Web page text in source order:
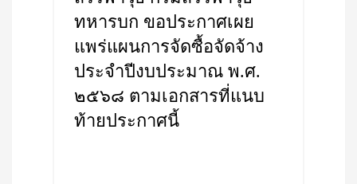
ทหารบก ขอประกาศเผย
แพร่แผนการจัดซื้อจัดจ้าง
ประจำปีงบประมาณ พ.ศ.
๒๕๖๘ ตามเอกสารที่แนบ
ท้ายประกาศนี้